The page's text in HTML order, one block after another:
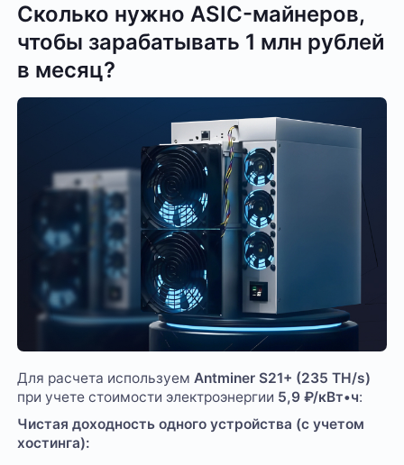
Сколько нужно ASIC-майнеров,
чтобы зарабатывать 1 млн рублей
в месяц?
Для расчета используемAntminer S21+ (235 TH/s)
при учете стоимости электроэнергии 5,9 ₽/кВт•ч:
Чистая доходность одного устройства (с учетом
хостинга):